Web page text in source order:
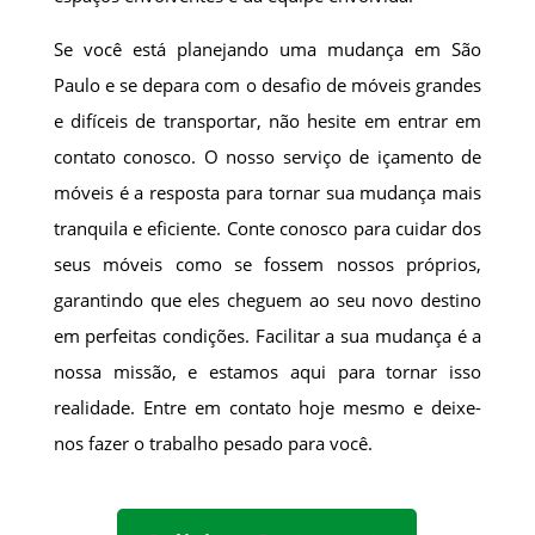
Se você está planejando uma mudança em São
Paulo e se depara com o desafio de móveis grandes
e difíceis de transportar, não hesite em entrar em
contato conosco. O nosso serviço de içamento de
móveis é a resposta para tornar sua mudança mais
tranquila e eficiente. Conte conosco para cuidar dos
seus móveis como se fossem nossos próprios,
garantindo que eles cheguem ao seu novo destino
em perfeitas condições. Facilitar a sua mudança é a
nossa missão, e estamos aqui para tornar isso
realidade. Entre em contato hoje mesmo e deixe-
nos fazer o trabalho pesado para você.